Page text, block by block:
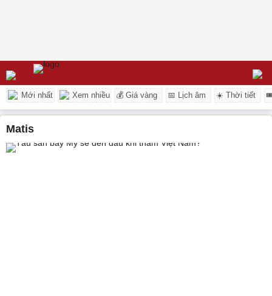
Mới nhất Xem nhiều 💰 Giá vàng 📅 Lịch âm ☀️ Thời tiết
matis